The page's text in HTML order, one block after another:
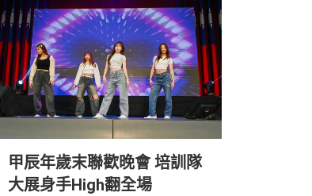
甲辰年歲末聯歡晚會 培訓隊
大展身手High翻全場